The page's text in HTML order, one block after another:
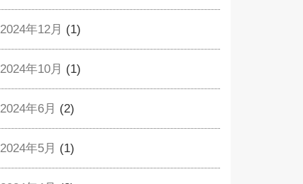
2024年12月 (1)
2024年10月 (1)
2024年6月 (2)
2024年5月 (1)